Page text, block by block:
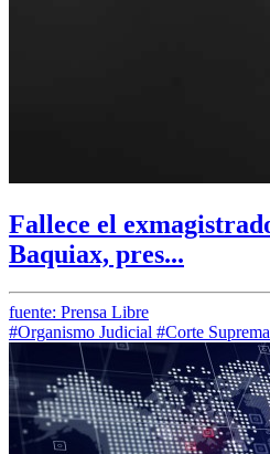
Fallece el
Baquiax, pres...
fuente: Prensa Libre
#Organismo Judicial #Corte